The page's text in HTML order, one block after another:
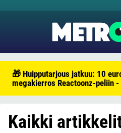
🎁 Huipputarjous jatkuu: 10
megakierros Reactoonz-peliin
Kaikki